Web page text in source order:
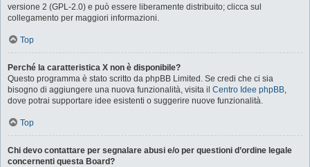
versione 2 (GPL-2.0) e può essere liberamente distribuito; clicca sul
collegamento per maggiori informazioni.
Top
Perché la caratteristica X non è disponibile?
Questo programma è stato scritto da phpBB Limited. Se credi che ci sia
bisogno di aggiungere una nuova funzionalità, visita il Centro Idee phpBB,
dove potrai supportare idee esistenti o suggerire nuove funzionalità.
Top
Chi devo contattare per segnalare abusi e/o per questioni d’ordine legale
concernenti questa Board?